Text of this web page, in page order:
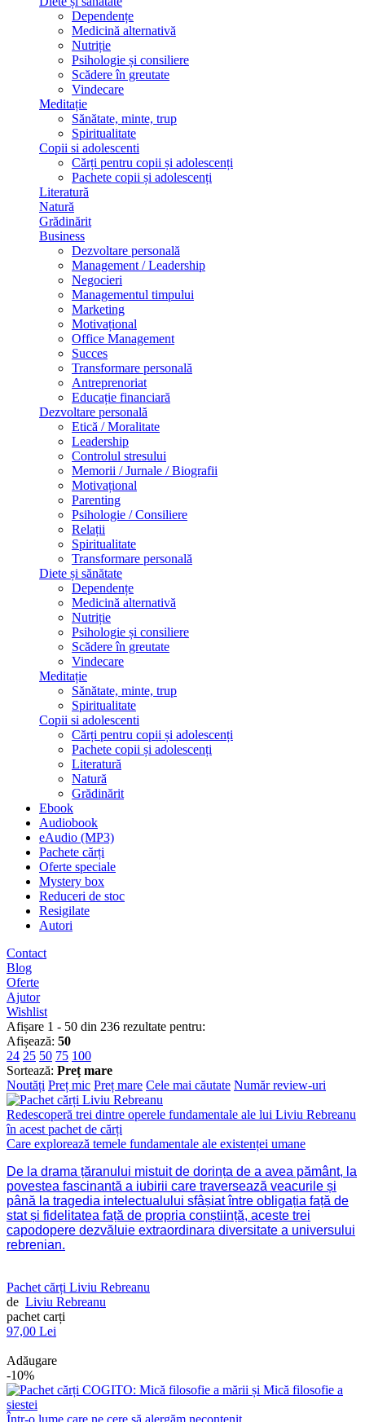
Dependențe
Medicină alternativă
Nutriție
Psihologie și consiliere
Scădere în greutate
Vindecare
Meditație
Sănătate, minte, trup
Spiritualitate
Copii si adolescenti
Cărți pentru copii și adolescenți
Pachete copii și adolescenți
Literatură
Natură
Grădinărit
Business
Dezvoltare personală
Management / Leadership
Negocieri
Managementul timpului
Marketing
Motivațional
Office Management
Succes
Transformare personală
Antreprenoriat
Educație financiară
Dezvoltare personală
Etică / Moralitate
Leadership
Controlul stresului
Memorii / Jurnale / Biografii
Motivațional
Parenting
Psihologie / Consiliere
Relații
Spiritualitate
Transformare personală
Diete și sănătate
Dependențe
Medicină alternativă
Nutriție
Psihologie și consiliere
Scădere în greutate
Vindecare
Meditație
Sănătate, minte, trup
Spiritualitate
Copii si adolescenti
Cărți pentru copii și adolescenți
Pachete copii și adolescenți
Literatură
Natură
Grădinărit
Ebook
Audiobook
eAudio (MP3)
Pachete cărți
Oferte speciale
Mystery box
Reduceri de stoc
Resigilate
Autori
Contact
Blog
Oferte
Ajutor
Wishlist
Afișare 1 - 50 din 236 rezultate pentru:
Afișează: 50
24 25 50 75 100
Sortează: Preț mare
Noutăți Preț mic Preț mare Cele mai căutate Număr review-uri
Redescoperă trei dintre operele fundamentale ale lui Liviu Rebreanu
în acest pachet de cărți
Care explorează temele fundamentale ale existenței umane
De la drama țăranului mistuit de dorința de a avea pământ, la
povestea fascinantă a iubirii care traversează veacurile și
până la tragedia intelectualului sfâșiat între obligația față de
stat și fidelitatea față de propria conștiință, aceste trei
capodopere dezvăluie extraordinara diversitate a universului
rebrenian.
Pachet cărți Liviu Rebreanu
de Liviu Rebreanu
pachet carți
97,00 Lei
Adăugare
-10%